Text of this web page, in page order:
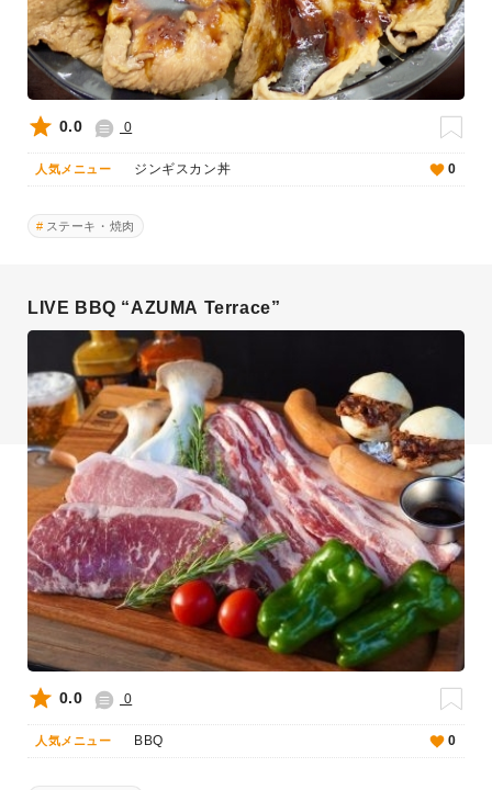
0.0 0
人気メニュー ジンギスカン丼 0
ステーキ・焼肉
LIVE BBQ “AZUMA Terrace”
0.0 0
人気メニュー BBQ 0